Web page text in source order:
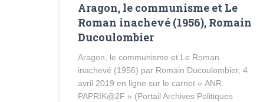
Aragon, le communisme et Le
Roman inachevé (1956), Romain
Ducoulombier
Aragon, le communisme et Le Roman
inachevé (1956) par Romain Ducoulombier, 4
avril 2019 en ligne sur le carnet « ANR
PAPRIK@2F » (Portail Archives Politiques